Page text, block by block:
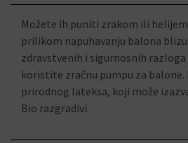
Možete ih puniti zrakom ili
prilikom napuhavanju balona
zdravstvenih i sigurnosnih
koristite zračnu pumpu za balone.
prirodnog lateksa, koji može
Bio razgradivi.